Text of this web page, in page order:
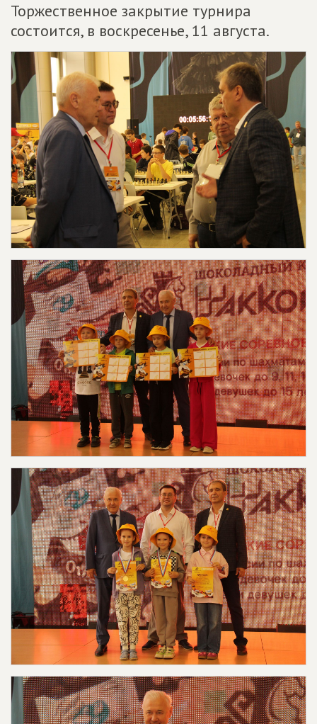
Торжественное закрытие турнира
состоится, в воскресенье, 11 августа.